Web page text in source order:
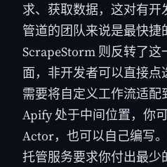
求、获取数据，这对有
管道的团队来说是最快捷
ScrapeStorm 则反转了
面，非开发者可以直接
需要将自定义工作流适配
Apify 处于中间位置，你
Actor，也可以自己编写
托管服务要求你付出最